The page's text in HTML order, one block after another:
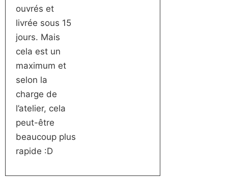
ouvrés et
livrée sous 15
jours. Mais
cela est un
maximum et
selon la
charge de
l’atelier, cela
peut-être
beaucoup plus
rapide :D